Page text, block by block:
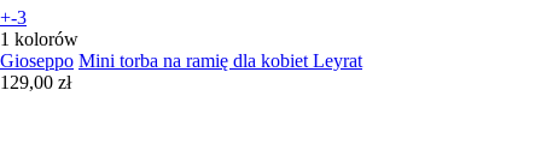
+-3
1 kolorów
Gioseppo Mini torba na ramię dla kobiet Leyrat
129,00 zł